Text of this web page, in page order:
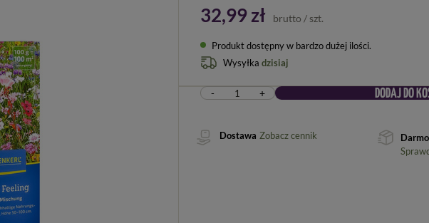
32,99 zł brutto / szt.
Produkt dostępny w bardzo dużej ilości
Wysyłka dzisiaj
- + DODAJ DO
Dostawa Zobacz cennik